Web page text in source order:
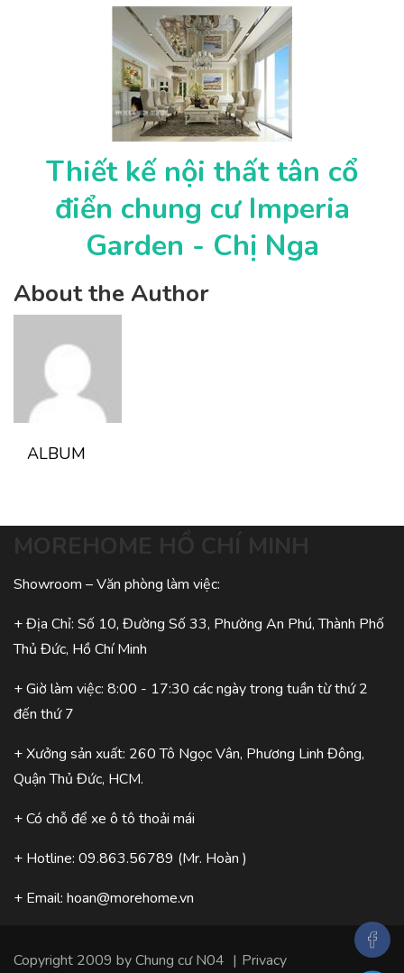
Thiết kế nội thất tân cổ
điển chung cư Imperia
Garden - Chị Nga
About the Author
ALBUM
Showroom – Văn phòng làm việc:
+ Địa Chỉ: Số 10, Đường Số 33, Phường An Phú, Thành Phố
Thủ Đức, Hồ Chí Minh
+ Giờ làm việc: 8:00 - 17:30 các ngày trong tuần từ thứ 2
đến thứ 7
+ Xưởng sản xuất: 260 Tô Ngọc Vân, Phương Linh Đông,
Quận Thủ Đức, HCM.
+ Có chỗ để xe ô tô thoải mái
+ Hotline: 09.863.56789 (Mr. Hoàn )
+ Email: hoan@morehome.vn
Copyright 2009 byChung cư N04 | Privacy